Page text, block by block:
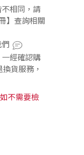
相同，請
】查詢相關
經確認購
貨服務，
不需要檢